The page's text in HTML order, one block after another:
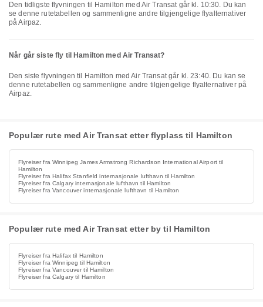
Den tidligste flyvningen til Hamilton med Air Transat går kl. 10:30. Du kan
se denne rutetabellen og sammenligne andre tilgjengelige flyalternativer
på Airpaz.
Når går siste fly til Hamilton med Air Transat?
Den siste flyvningen til Hamilton med Air Transat går kl. 23:40. Du kan se
denne rutetabellen og sammenligne andre tilgjengelige flyalternativer på
Airpaz.
Populær rute med Air Transat etter flyplass til Hamilton
Flyreiser fra Winnipeg James Armstrong Richardson International Airport til
Hamilton
Flyreiser fra Halifax Stanfield internasjonale lufthavn til Hamilton
Flyreiser fra Calgary internasjonale lufthavn til Hamilton
Flyreiser fra Vancouver internasjonale lufthavn til Hamilton
Populær rute med Air Transat etter by til Hamilton
Flyreiser fra Halifax til Hamilton
Flyreiser fra Winnipeg til Hamilton
Flyreiser fra Vancouver til Hamilton
Flyreiser fra Calgary til Hamilton